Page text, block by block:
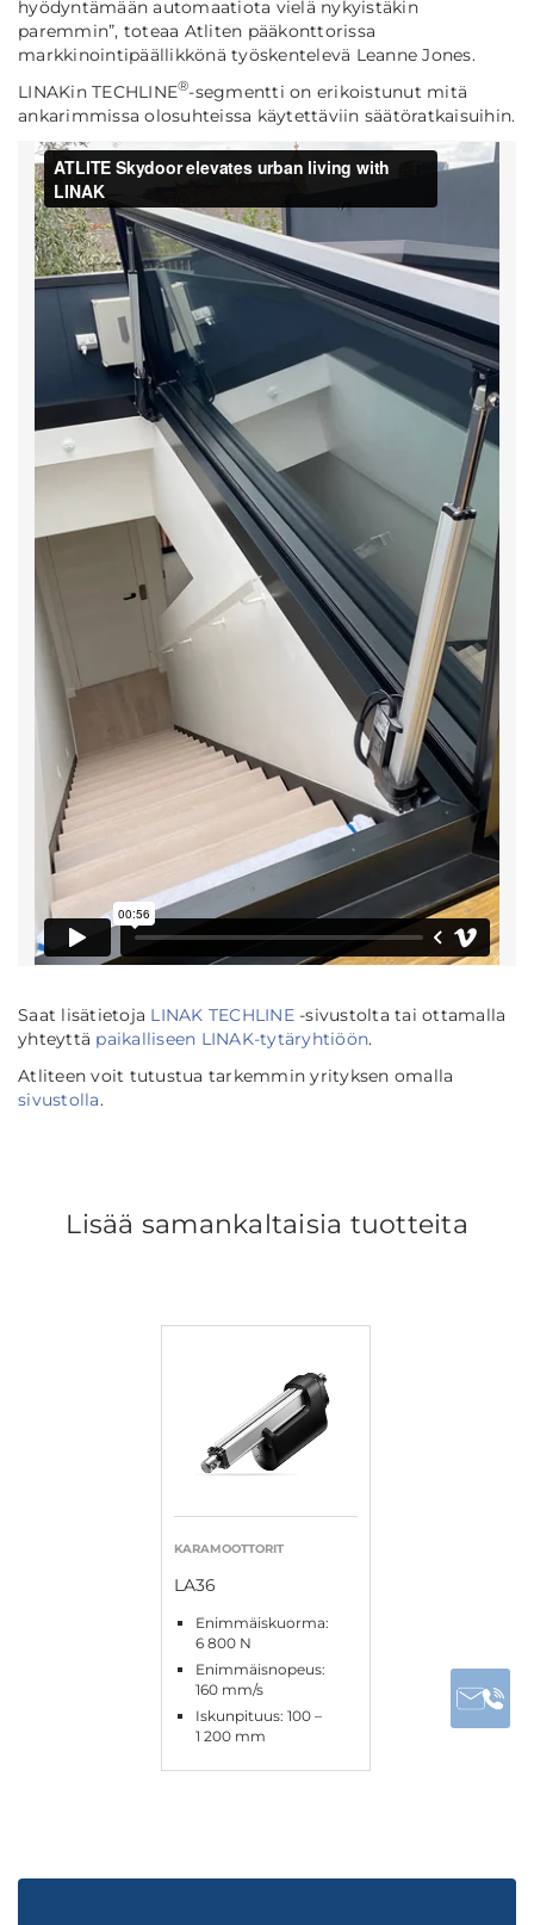
hyödyntämään automaatiota vielä nykyistäkin
paremmin”, toteaa Atliten pääkonttorissa
markkinointipäällikkönä työskentelevä Leanne Jones.
LINAKin TECHLINE®-segmentti on erikoistunut mitä
ankarimmissa olosuhteissa käytettäviin säätöratkaisuihin.
Saat lisätietoja LINAK TECHLINE-sivustolta tai ottamalla
yhteyttä paikalliseen LINAK-tytäryhtiöön.
Atliteen voit tutustua tarkemmin yrityksen omalla
sivustolla.
Lisää samankaltaisia tuotteita
KARAMOOTTORIT
LA36
Enimmäiskuorma:
6 800 N
Enimmäisnopeus:
160 mm/s
Iskunpituus: 100 –
1 200 mm